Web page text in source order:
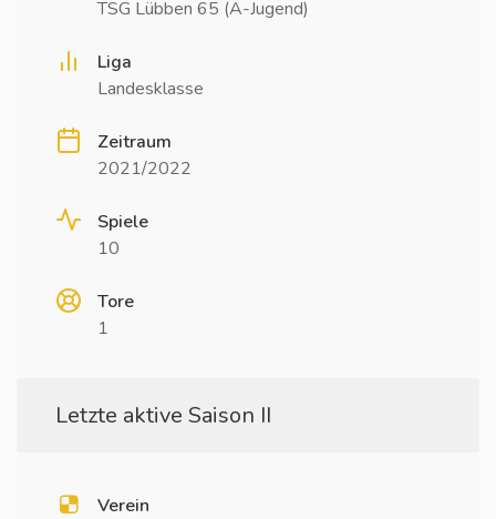
TSG Lübben 65 (A-Jugend)
Liga
Landesklasse
Zeitraum
2021/2022
Spiele
10
Tore
1
Letzte aktive Saison II
Verein